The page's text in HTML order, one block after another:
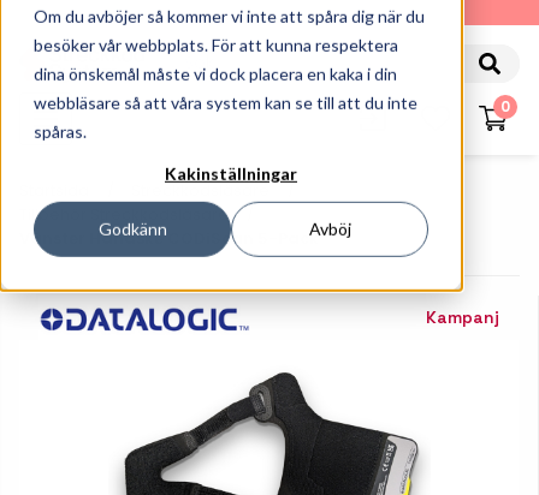
Om du avböjer så kommer vi inte att spåra dig när du
besöker vår webbplats. För att kunna respektera
dina önskemål måste vi dock placera en kaka i din
webbläsare så att våra system kan se till att du inte
spåras.
Kakinställningar
Godkänn Avböj
010-162 61 90
0
Streckkodsläsare
Tillbehör Streckkodsläsare
Vänster Handske CODiScan 5-Pack
Kampanj